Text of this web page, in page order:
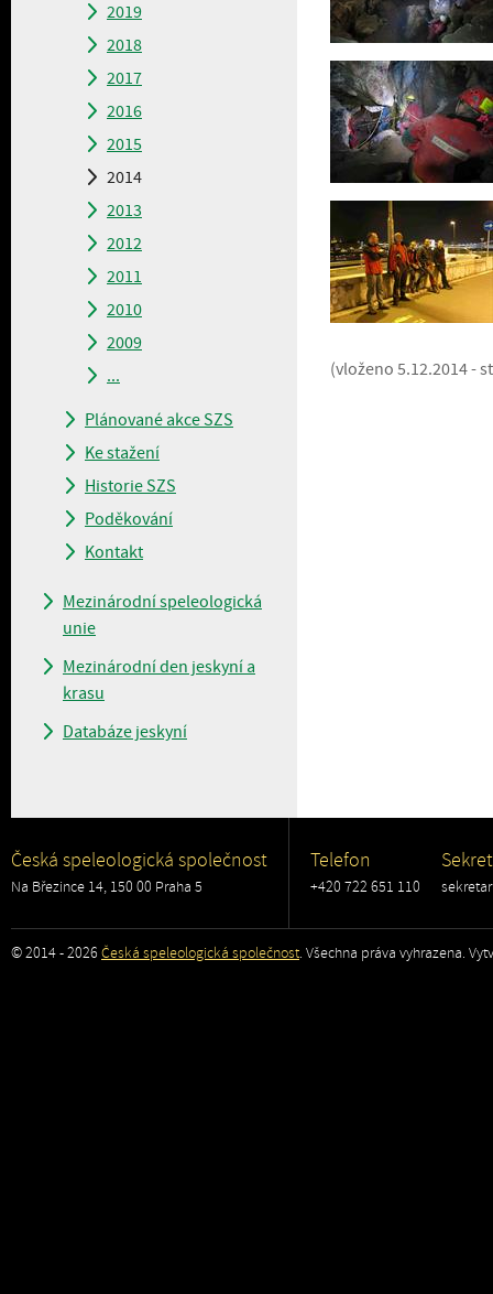
2019
2018
2017
2016
2015
2014
2013
2012
2011
2010
2009
...
Plánované akce SZS
Ke stažení
Historie SZS
Poděkování
Kontakt
Mezinárodní speleologická
unie
Mezinárodní den jeskyní a
krasu
Databáze jeskyní
(vloženo 5.12.2014 -
Česká speleologická společnost
Na Březince 14, 150 00 Praha 5
Telefon
+420 722 651 110
© 2014 - 2026 Česká speleologická společnost. Všechna práva vyhrazena.